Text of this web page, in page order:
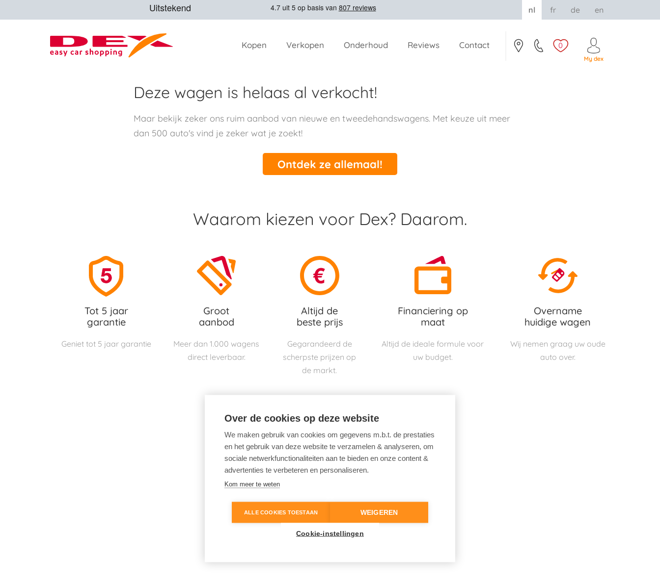
0
My dex
nl fr de en
Kopen Verkopen Onderhoud Reviews Contact
Deze wagen is helaas al verkocht!
Maar bekijk zeker ons ruim aanbod van nieuwe en tweedehandswagens. Met keuze uit meer
dan 500 auto's vind je zeker wat je zoekt!
Ontdek ze allemaal!
Waarom kiezen voor Dex? Daarom.
Tot 5 jaar
garantie
Geniet tot 5 jaar garantie
Groot
aanbod
Meer dan 1.000 wagens
direct leverbaar.
Altijd de
beste prijs
Gegarandeerd de
scherpste prijzen op
de markt.
Financiering op
maat
Altijd de ideale formule voor
uw budget.
Overname
huidige wagen
Wij nemen graag uw oude
auto over.
Over de cookies op deze website
We maken gebruik van cookies om gegevens m.b.t. de prestaties
en het gebruik van deze website te verzamelen & analyseren, om
sociale netwerkfunctionaliteiten aan te bieden en onze content &
advertenties te verbeteren en personaliseren.
Kom meer te weten
ALLE COOKIES TOESTAAN WEIGEREN
Cookie-instellingen